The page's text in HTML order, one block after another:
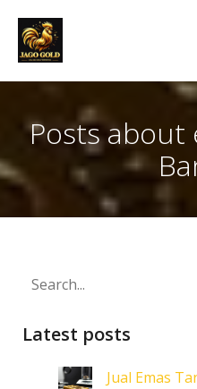
Posts about
Latest posts
Jual Emas